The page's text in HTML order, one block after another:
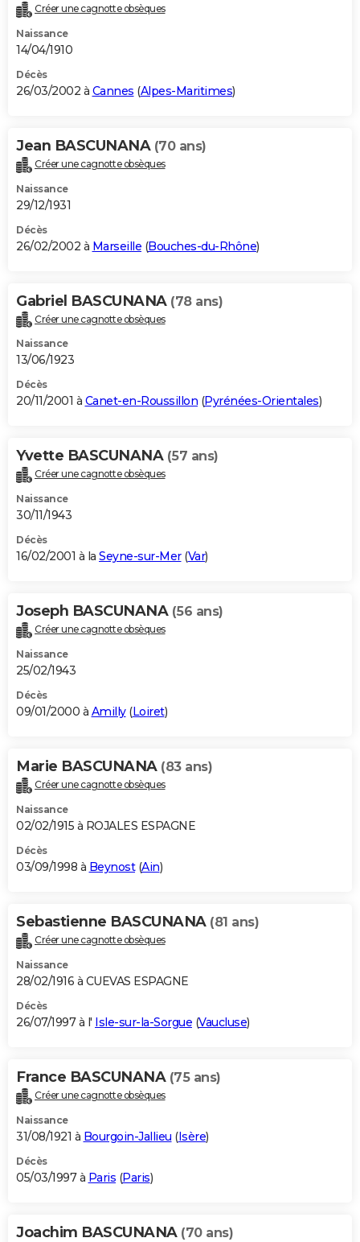
Créer une cagnotte obsèques
Naissance
14/04/1910
Décès
26/03/2002 à Cannes (Alpes-Maritimes)
Jean BASCUNANA (70 ans)
Créer une cagnotte obsèques
Naissance
29/12/1931
Décès
26/02/2002 à Marseille (Bouches-du-Rhône)
Gabriel BASCUNANA (78 ans)
Créer une cagnotte obsèques
Naissance
13/06/1923
Décès
20/11/2001 à Canet-en-Roussillon (Pyrénées-Orientales)
Yvette BASCUNANA (57 ans)
Créer une cagnotte obsèques
Naissance
30/11/1943
Décès
16/02/2001 à la Seyne-sur-Mer(Var)
Joseph BASCUNANA (56 ans)
Créer une cagnotte obsèques
Naissance
25/02/1943
Décès
09/01/2000 à Amilly(Loiret)
Marie BASCUNANA (83 ans)
Créer une cagnotte obsèques
Naissance
02/02/1915 à ROJALES ESPAGNE
Décès
03/09/1998 à Beynost(Ain)
Sebastienne BASCUNANA (81 ans)
Créer une cagnotte obsèques
Naissance
28/02/1916 à CUEVAS ESPAGNE
Décès
26/07/1997 à l' Isle-sur-la-Sorgue (Vaucluse)
France BASCUNANA (75 ans)
Créer une cagnotte obsèques
Naissance
31/08/1921 à Bourgoin-Jallieu (Isère)
Décès
05/03/1997 à Paris (Paris)
Joachim BASCUNANA (70 ans)